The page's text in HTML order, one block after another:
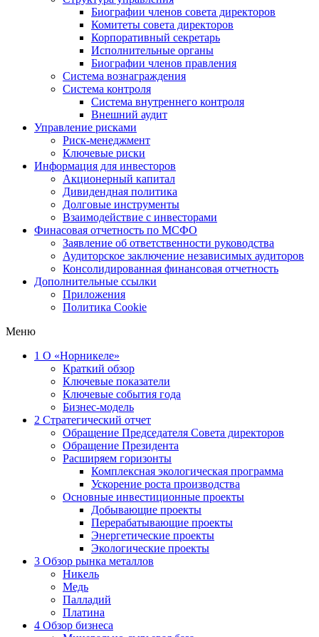
Биографии членов совета директоров
Комитеты совета директоров
Корпоративный секретарь
Исполнительные органы
Биографии членов правления
Система вознаграждения
Система контроля
Система внутреннего контроля
Внешний аудит
Управление рисками
Риск-менеджмент
Ключевые риски
Информация для инвесторов
Акционерный капитал
Дивидендная политика
Долговые инструменты
Взаимодействие с инвеcторами
Финасовая отчетность по МСФО
Заявление об ответственности руководства
Аудиторское заключение независимых аудиторов
Консолидированная финансовая отчетность
Дополнительные ссылки
Приложения
Политика Cookie
Меню
1 О «Норникеле»
Краткий обзор
Ключевые показатели
Ключевые события года
Бизнес-модель
2 Стратегический отчет
Обращение Председателя Совета директоров
Обращение Президента
Расширяем горизонты
Комплексная экологическая программа
Ускорение роста производства
Основные инвестиционные проекты
Добывающие проекты
Перерабатывающие проекты
Энергетические проекты
Экологические проекты
3 Обзор рынка металлов
Никель
Медь
Палладий
Платина
4 Обзор бизнеса